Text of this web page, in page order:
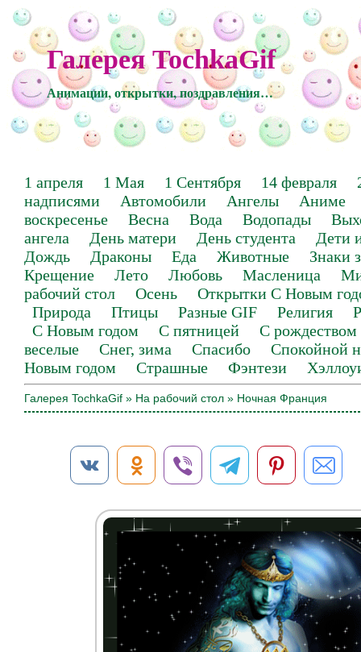
Галерея TochkaGif
Анимации, открытки, поздравления…
1 апреля 1 Мая 1 Сентября 14 февраля
надписями
Автомобили Ангелы
Аниме
воскресенье
Весна Вода Водопады
ангела
День матери День студента
Дети
Дождь
Драконы Еда Животные
Знаки
Крещение
Лето Любовь Масленица
рабочий стол
Осень
Открытки С Новым
Природа
Птицы Разные GIF Религия
С Новым годом
С пятницей
С рождеством
веселые
Снег, зима Спасибо
Спокойной
Новым годом
Страшные Фэнтези
Галерея TochkaGif » На рабочий стол » Ночная Франция